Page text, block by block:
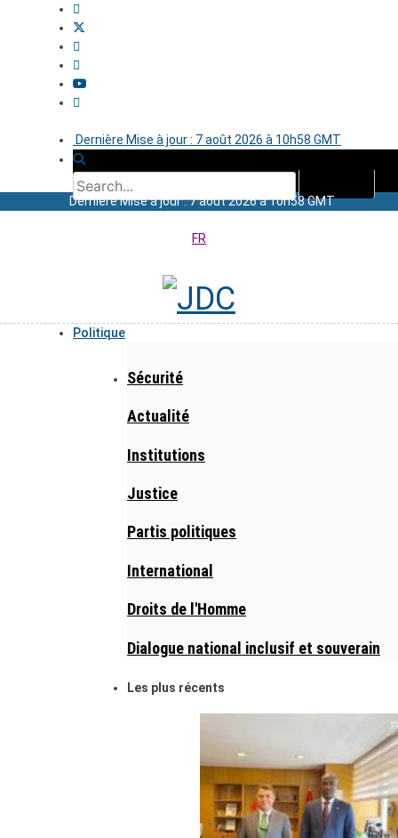
Dernière Mise à jour : 7 août 2026 à 10h58 GMT
Dernière Mise à jour : 7 août 2026 à 10h58 GMT
FR
Politique
Sécurité
Actualité
Institutions
Justice
Partis politiques
International
Droits de l'Homme
Dialogue national inclusif et souverain
Les plus récents